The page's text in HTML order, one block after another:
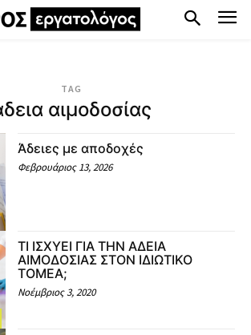
TAG
αιμοδοσίας
Άδειες με αποδοχές
Φεβρουάριος 13, 2026
ΤΙ ΙΣΧΥΕΙ ΓΙΑ ΤΗΝ ΑΔΕΙΑ
ΑΙΜΟΔΟΣΙΑΣ ΣΤΟΝ ΙΔΙΩΤΙΚΟ
ΤΟΜΕΑ;
Νοέμβριος 3, 2020